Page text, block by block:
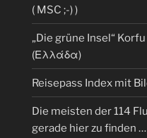
( MSC ;-) )
„Die grüne Insel“
(Ελλάδα)
Reisepass Index mit
Die meisten der 114
gerade hier zu finden …